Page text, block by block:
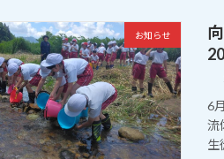
お知らせ
6
流
生